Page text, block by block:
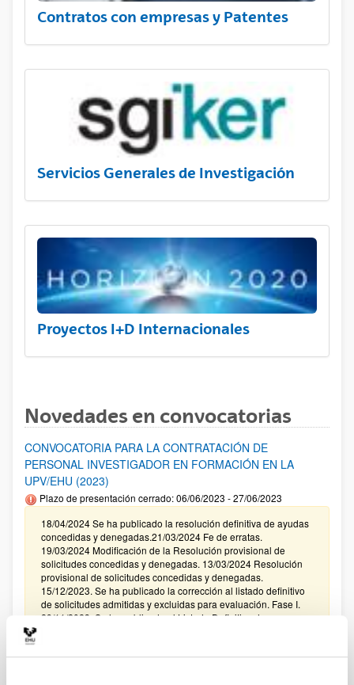
Contratos con empresas y Patentes
Servicios Generales de Investigación
Proyectos I+D Internacionales
Novedades en convocatorias
CONVOCATORIA PARA LA CONTRATACIÓN DE
PERSONAL INVESTIGADOR EN FORMACIÓN EN LA
UPV/EHU (2023)
Plazo de presentación cerrado: 06/06/2023 - 27/06/2023
18/04/2024 Se ha publicado la resolución definitiva de ayudas
concedidas y denegadas.21/03/2024 Fe de erratas.
19/03/2024 Modificación de la Resolución provisional de
solicitudes concedidas y denegadas. 13/03/2024 Resolución
provisional de solicitudes concedidas y denegadas.
15/12/2023. Se ha publicado la corrección al listado definitivo
de solicitudes admitidas y excluidas para evaluación. Fase I.
29/11/2023. Se ha publicado el Listado Definitivo de